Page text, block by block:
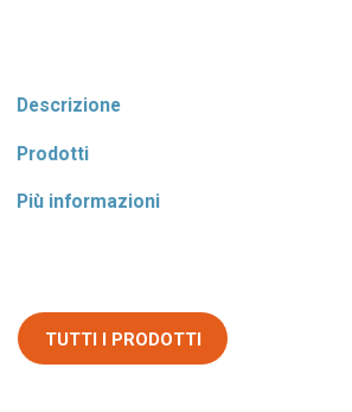
Descrizione
Prodotti
Più informazioni
TUTTI I PRODOTTI